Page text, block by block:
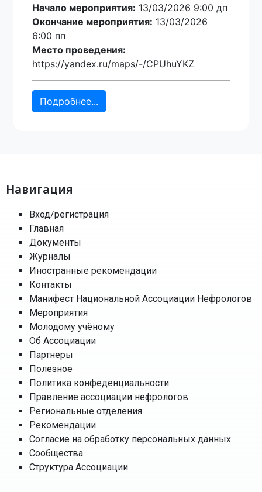
Начало мероприятия: 13/03/2026 9:00 дп
Окончание мероприятия: 13/03/2026
6:00 пп
Место проведения:
https://yandex.ru/maps/-/CPUhuYKZ
Подробнее...
Навигация
Вход/регистрация
Главная
Документы
Журналы
Иностранные рекомендации
Контакты
Манифест Национальной Ассоциации Нефрологов
Мероприятия
Молодому учёному
Об Ассоциации
Партнеры
Полезное
Политика конфеденциальности
Правление ассоциации нефрологов
Региональные отделения
Рекомендации
Согласие на обработку персональных данных
Сообщества
Структура Ассоциации